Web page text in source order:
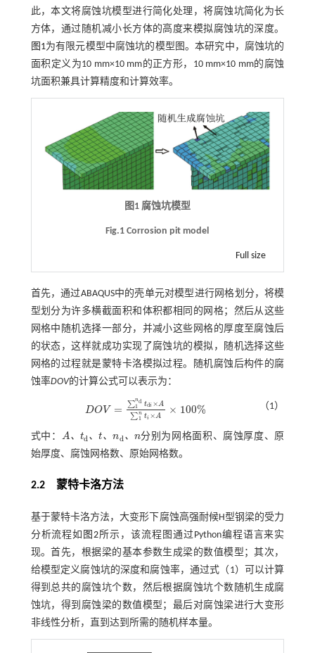
此，本文将腐蚀坑模型进行简化处理，将腐蚀坑简化为长
方体，通过随机减小长方体的高度来模拟腐蚀坑的深度。
图1为有限元模型中腐蚀坑的模型图。本研究中，腐蚀坑的
面积定义为10 mm×10 mm的正方形，10 mm×10 mm的腐蚀
坑面积兼具计算精度和计算效率。
图1 腐蚀坑模型
Fig.1 Corrosion pit model
Full size
首先，通过ABAQUS中的壳单元对模型进行网格划分，将模
型划分为许多横截面积和体积都相同的网格；然后从这些
网格中随机选择一部分，并减小这些网格的厚度至腐蚀后
的状态，这样就成功实现了腐蚀坑的模拟，随机选择这些
网格的过程就是蒙特卡洛模拟过程。随机腐蚀后构件的腐
蚀率DOV的计算公式可以表示为：
DOV = ∑nd
1
tdi × A
∑n
1 ti ×A
× 100%
DOV=∑ 1n dtdi×A∑1nt×A×100% （1）
式中： A、 td、t、nd、 n
A、 d、 、 nd、
分别为网格面积、腐蚀厚度、原
始厚度、腐蚀网格数、原始网格数。
2.2蒙特卡洛方法
基于蒙特卡洛方法，大变形下腐蚀高强耐候H型钢梁的受力
分析流程如 图2所示，该流程图通过Python编程语言来实
现。首先，根据梁的基本参数生成梁的数值模型；其次，
给模型定义腐蚀坑的深度和腐蚀率，通过式（1）
可以计算
得到总共的腐蚀坑个数，然后根据腐蚀坑个数随机生成腐
蚀坑，得到腐蚀梁的数值模型；最后对腐蚀梁进行大变形
非线性分析，直到达到所需的随机样本量。